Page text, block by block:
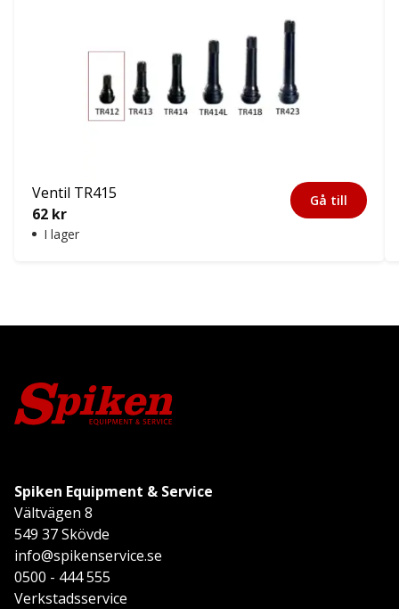
Ventil TR415
62 kr
I lager
Gå till
Spiken Equipment & Service
Vältvägen 8
549 37 Skövde
info@spikenservice.se
0500 - 444 555
Verkstadsservice